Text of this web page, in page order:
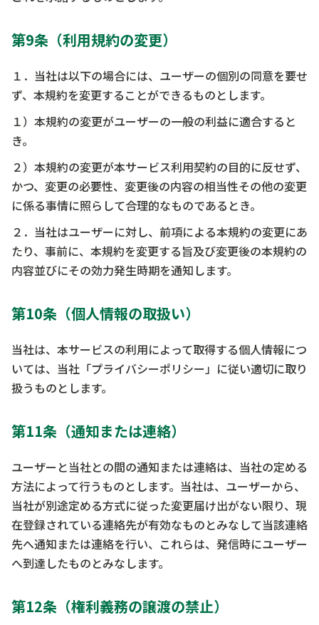
第9条（利用規約の変更）
１．当社は以下の場合には、ユーザーの個別の同意を要せ
ず、本規約を変更することができるものとします。
１）本規約の変更がユーザーの一般の利益に適合すると
き。
２）本規約の変更が本サービス利用契約の目的に反せず、
かつ、変更の必要性、変更後の内容の相当性その他の変更
に係る事情に照らして合理的なものであるとき。
２．当社はユーザーに対し、前項による本規約の変更にあ
たり、事前に、本規約を変更する旨及び変更後の本規約の
内容並びにその効力発生時期を通知します。
第10条（個人情報の取扱い）
当社は、本サービスの利用によって取得する個人情報につ
いては、当社「プライバシーポリシー」に従い適切に取り
扱うものとします。
第11条（通知または連絡）
ユーザーと当社との間の通知または連絡は、当社の定める
方法によって行うものとします。当社は、ユーザーから、
当社が別途定める方式に従った変更届け出がない限り、現
在登録されている連絡先が有効なものとみなして当該連絡
先へ通知または連絡を行い、これらは、発信時にユーザー
へ到達したものとみなします。
第12条（権利義務の譲渡の禁止）